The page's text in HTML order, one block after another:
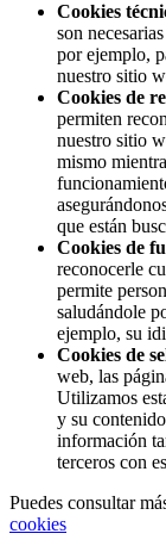
Cookies
son
por ejemplo,
nuestro sitio
Cookies de
permiten
nuestro sitio
mismo
que están
Cookies de
reconocerle
permite
saludándole
ejemplo, su
Cookies de
web, las
Utilizamos
y su
información
terceros con
Puedes consultar
cookies